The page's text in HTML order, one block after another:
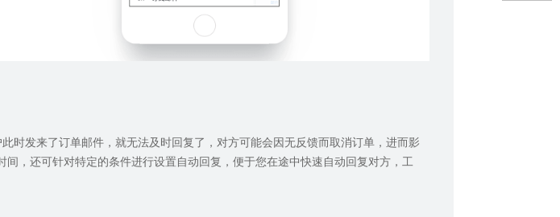
时发来了订单邮件，就无法及时回复了，对方可能会因无反馈而取消订单，进而影
间，还可针对特定的条件进行设置自动回复，便于您在途中快速自动回复对方，工